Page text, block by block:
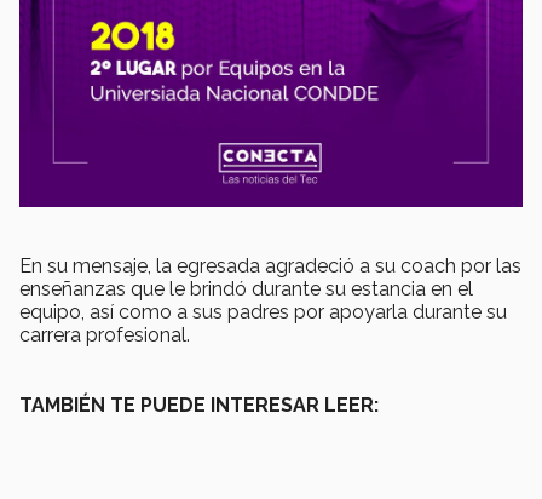
En su mensaje, la egresada agradeció a su coach por las
enseñanzas que le brindó durante su estancia en el
equipo, así como a sus padres por apoyarla durante su
carrera profesional.
TAMBIÉN TE PUEDE INTERESAR LEER: